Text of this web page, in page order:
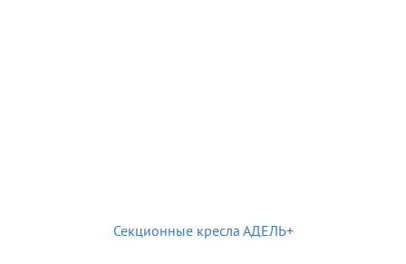
Секционные кресла АДЕЛЬ+